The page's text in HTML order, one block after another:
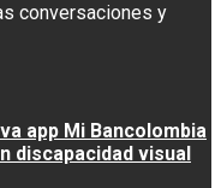
conversaciones y
app Mi Bancolombia
discapacidad visual